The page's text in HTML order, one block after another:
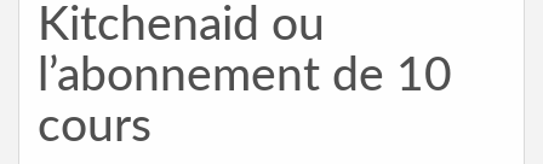
Kitchenaid ou
l’abonnement de 10
cours